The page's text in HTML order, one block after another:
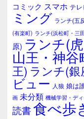
ア
コミック スマホ テ
ミング ランチ(五
(有楽町) ランチ(浜松町・三
原) ランチ(
山王・神谷
王) ランチ(銀
ビュー 人狼 娘は
画 未分類 機械学習・デ
読書食べ歩